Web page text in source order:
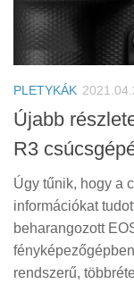
PLETYKÁK
Újabb
R3
Úgy tűnik, hogy a
információkat
beharangozott
rendszerű,